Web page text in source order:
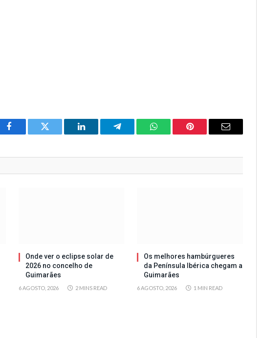
Facebook Twitter LinkedIn Telegram WhatsAppPinterest Email
Onde ver o eclipse solar de
2026 no concelho de
Guimarães
6 AGOSTO, 2026 2 MINS READ
Os melhores hambúrgueres
da Península Ibérica chegam a
Guimarães
6 AGOSTO, 2026 1 MIN READ